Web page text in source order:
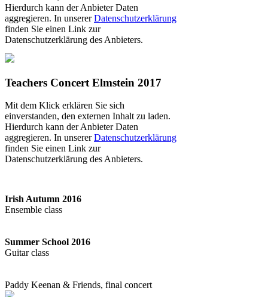
Hierdurch kann der Anbieter Daten
aggregieren. In unsererDatenschutzerklärung
finden Sie einen Link zur
Datenschutzerklärung des Anbieters.
Teachers Concert Elmstein 2017
Mit dem Klick erklären Sie sich
einverstanden, den externen Inhalt zu laden.
Hierdurch kann der Anbieter Daten
aggregieren. In unsererDatenschutzerklärung
finden Sie einen Link zur
Datenschutzerklärung des Anbieters.
Irish Autumn 2016
Ensemble class
Summer School 2016
Guitar class
Paddy Keenan & Friends, final concert